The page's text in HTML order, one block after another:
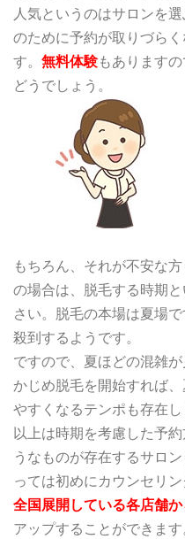
人気というのはサロンを
のために予約が取りづら
す。 無料体験もあります
どうでしょう。
もちろん、それが不安な
の場合は、 脱毛する時期
さい。脱毛の本場は夏場
殺到するようです。
ですので、夏ほどの混雑
かじめ脱毛を開始すれば
やすくなるテンポも存在し
以上は時期を考慮した予
うなものが存在するサロ
っては初めにカウンセリ
全国展開している各店舗
アップすることができます